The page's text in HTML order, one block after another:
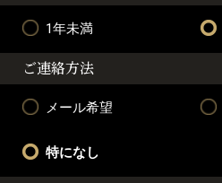
1年未満
ご連絡方法
メール希望
特になし